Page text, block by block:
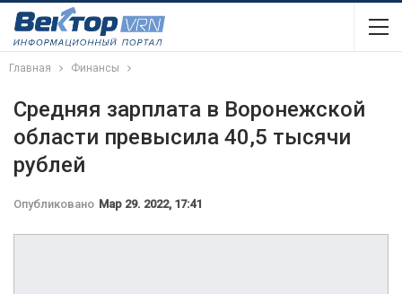
Главная Финансы
Средняя зарплата в Воронежской
области превысила 40,5 тысячи
рублей
Опубликовано Мар 29. 2022, 17:41